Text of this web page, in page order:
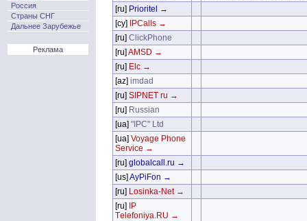
Россия
Страны СНГ
Дальнее Зарубежье
Реклама
[ru] Prioritel →
[cy] IPCalls →
[ru] ClickPhone
[ru] AMSD →
[ru] Elc →
[az] imdad
[ru] SIPNET ru →
[ru] Russian
[ua] "IPC" Ltd
[ua] Voyage Phone
Service →
[ru] globalcall.ru →
[us] AyPiFon →
[ru] Losinka-Net →
[ru] IP
Тelefoniya.RU →